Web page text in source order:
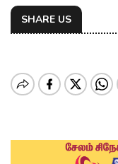
SHARE US